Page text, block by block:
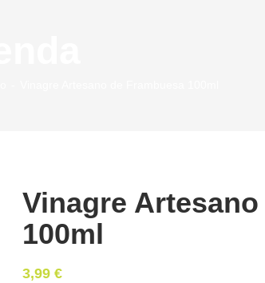
Vinagre
100ml
3,99 €